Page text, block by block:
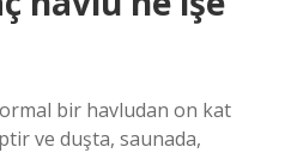
bir havludan on kat
ve duşta, saunada,